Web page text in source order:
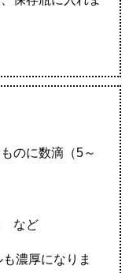
のに数滴（5～
など
濃厚になりま